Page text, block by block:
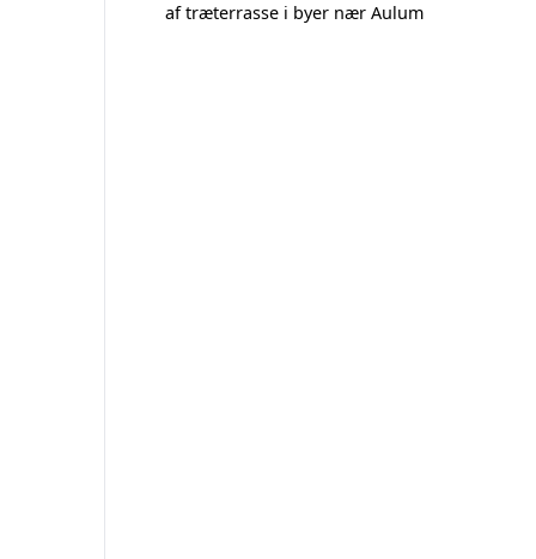
af træterrasse i byer nær Aulum